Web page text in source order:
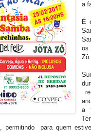
a
É
os
Zô.
a
permitindo para quem